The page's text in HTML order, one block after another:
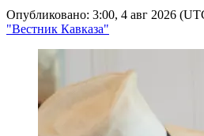
Опубликовано: 3:00, 4 авг 2026
"Вестник Кавказа"